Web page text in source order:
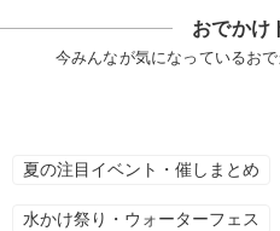
おでかけ
今みんなが気になっているお
夏の注目イベント・催しまとめ
水かけ祭り・ウォーターフェス